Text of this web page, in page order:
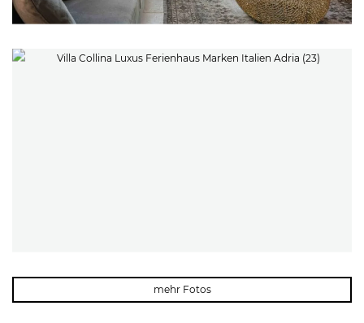
mehr Fotos